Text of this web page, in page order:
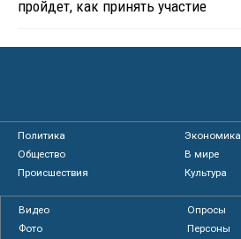
пройдет, как принять участие
Политика
Экономика
Общество
В мире
Происшествия
Культура
Видео
Опросы
Фото
Персоны